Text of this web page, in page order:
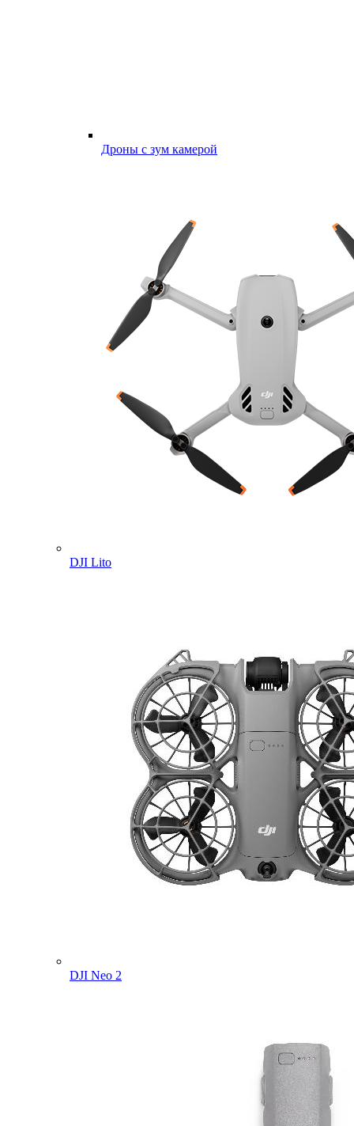
Дроны с зум камерой
DJI Lito
DJI Neo 2